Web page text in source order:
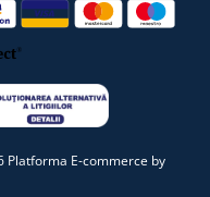
Platforma E-commerce by